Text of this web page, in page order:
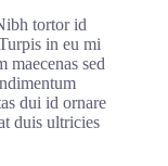
tortor id
in eu mi
maecenas sed
dui id ornare
duis ultricies